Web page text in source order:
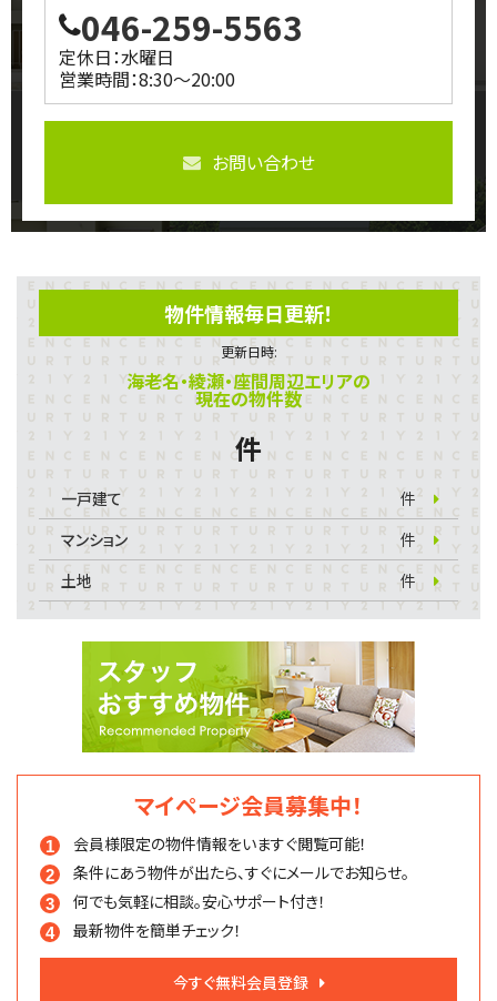
046-259-5563
定休日：水曜日
営業時間：8:30～20:00
お問い合わせ
物件情報毎日更新！
更新日時:
海老名・綾瀬・座間周辺エリアの
現在の物件数
件
一戸建て
件
マンション
件
土地
件
マイページ会員募集中！
会員様限定の物件情報をいますぐ閲覧可能！
条件にあう物件が出たら、すぐにメールでお知らせ。
何でも気軽に相談。安心サポート付き！
最新物件を簡単チェック！
今すぐ無料会員登録